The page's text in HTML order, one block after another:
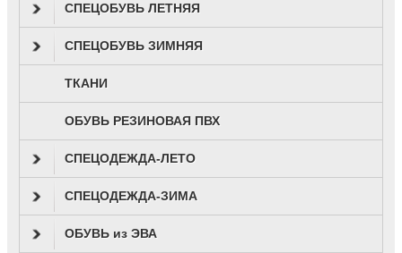
СПЕЦОБУВЬ ЛЕТНЯЯ
СПЕЦОБУВЬ ЗИМНЯЯ
ТКАНИ
ОБУВЬ РЕЗИНОВАЯ ПВХ
СПЕЦОДЕЖДА-ЛЕТО
СПЕЦОДЕЖДА-ЗИМА
ОБУВЬ из ЭВА